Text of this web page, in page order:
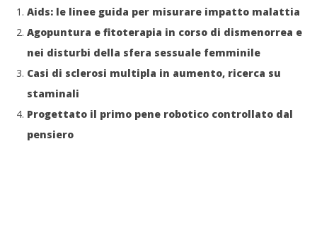
Aids: le linee guida per misurare impatto malattia
Agopuntura e fitoterapia in corso di dismenorrea e
nei disturbi della sfera sessuale femminile
Casi di sclerosi multipla in aumento, ricerca su
staminali
Progettato il primo pene robotico controllato dal
pensiero